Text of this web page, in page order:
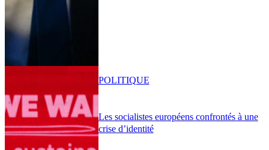
Les socialistes européens confrontés à une
crise d’identité
POLITIQUE